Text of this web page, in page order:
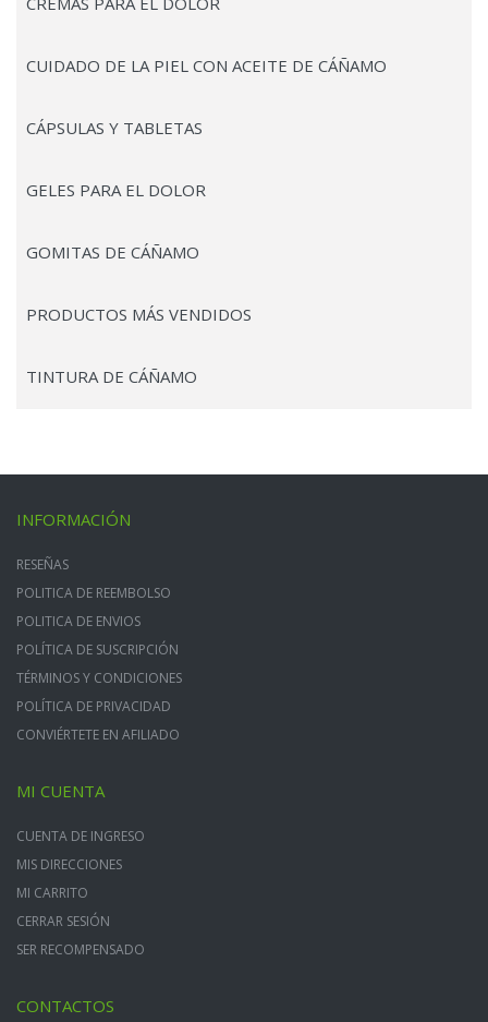
CUIDADO DE LA PIEL CON ACEITE DE CÁÑAMO
CÁPSULAS Y TABLETAS
GELES PARA EL DOLOR
GOMITAS DE CÁÑAMO
PRODUCTOS MÁS VENDIDOS
TINTURA DE CÁÑAMO
INFORMACIÓN
RESEÑAS
POLITICA DE REEMBOLSO
POLITICA DE ENVIOS
POLÍTICA DE SUSCRIPCIÓN
TÉRMINOS Y CONDICIONES
POLÍTICA DE PRIVACIDAD
CONVIÉRTETE EN AFILIADO
MI CUENTA
CUENTA DE INGRESO
MIS DIRECCIONES
MI CARRITO
CERRAR SESIÓN
SER RECOMPENSADO
CONTACTOS